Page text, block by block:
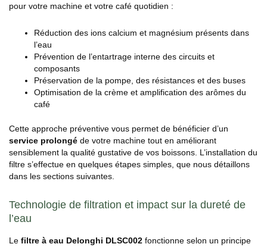
pour votre machine et votre café quotidien :
Réduction des ions calcium et magnésium présents dans
l’eau
Prévention de l’entartrage interne des circuits et
composants
Préservation de la pompe, des résistances et des buses
Optimisation de la crème et amplification des arômes du
café
Cette approche préventive vous permet de bénéficier d’un
service prolongé de votre machine tout en améliorant
sensiblement la qualité gustative de vos boissons. L’installation du
filtre s’effectue en quelques étapes simples, que nous détaillons
dans les sections suivantes.
Technologie de filtration et impact sur la dureté de
l’eau
Le filtre à eau Delonghi DLSC002 fonctionne selon un principe